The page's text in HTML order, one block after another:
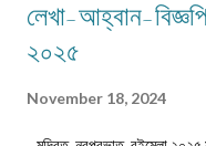
লেখা-আহ্বান-
২০২৫
November 18, 2024